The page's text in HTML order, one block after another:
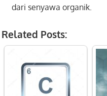
dari senyawa organik.
Related Posts: